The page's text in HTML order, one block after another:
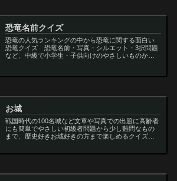
恐竜名前クイズ
恐竜の人気ランキングの中から恐竜に関する面白い
恐竜クイズ 恐竜名前・写真・シルエット・3択問題
など、中級で小学生・子供向けのやさしいものから
サ...
お城
戦国時代の100名城など文章や写真での出題に高齢者
にも簡単でやさしい初級者問題から少し難問なもの
まで、歴史好きお城好きの方まで楽しめるクイズで